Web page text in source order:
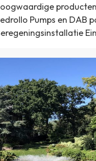
Pumps en DAB